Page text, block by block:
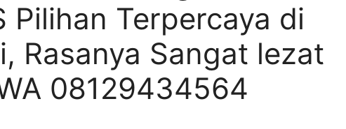
Pilihan Terpercaya di
Rasanya Sangat lezat
08129434564